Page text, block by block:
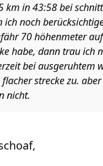
km in 43:58 bei
ich noch
70 höhenmeter
habe, dann trau ich
bei ausgeruhtem
strecke zu.
nicht.